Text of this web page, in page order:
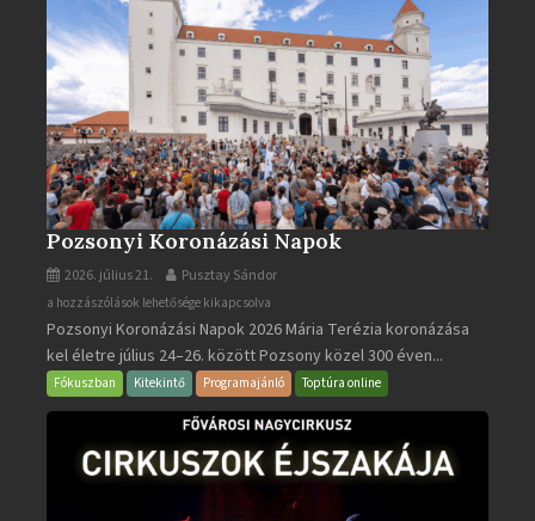
Pozsonyi Koronázási Napok
2026. július 21. Pusztay Sándor
Pozsonyi
Koronázási
Napok
bejegyzéshez
a hozzászólások lehetősége kikapcsolva
Pozsonyi Koronázási Napok 2026 Mária Terézia koronázása
kel életre július 24–26. között Pozsony közel 300 éven...
Fókuszban Kitekintő Programajánló Toptúra online